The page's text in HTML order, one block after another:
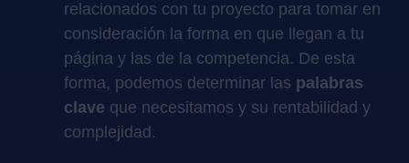
relacionados con tu proyecto para tomar en
consideración la forma en que llegan a tu
página y las de la competencia. De esta
forma, podemos determinar las palabras
clave que necesitamos y su rentabilidad y
complejidad.